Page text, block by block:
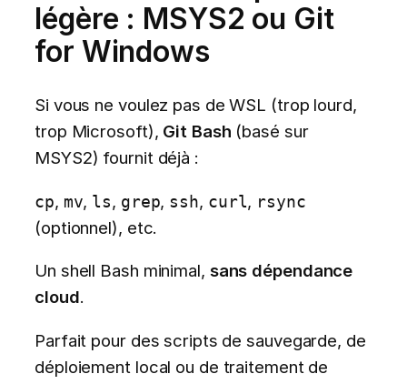
légère : MSYS2 ou Git
for Windows
Si vous ne voulez pas de WSL (trop lourd,
trop Microsoft), Git Bash (basé sur
MSYS2) fournit déjà :
cp, mv, ls, grep, ssh, curl, rsync
(optionnel), etc.
Un shell Bash minimal, sans dépendance
cloud.
Parfait pour des scripts de sauvegarde, de
déploiement local ou de traitement de